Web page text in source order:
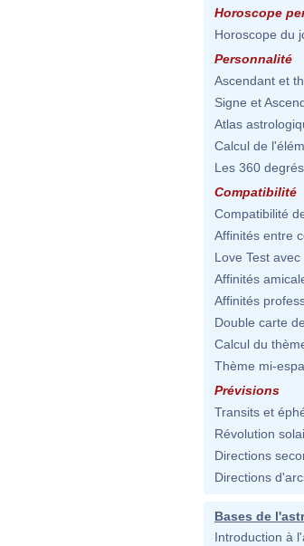
Horoscope
Horoscope du
Personnalité
Ascendant et
Signe et
Atlas
Calcul de
Les 360
Compatibilité
Compatibilité
Affinités entre
Love Test
Affinités
Affinités
Double carte
Calcul du
Thème mi-
Prévisions
Transits et
Révolution
Directions
Directions
Bases de
Introduction à